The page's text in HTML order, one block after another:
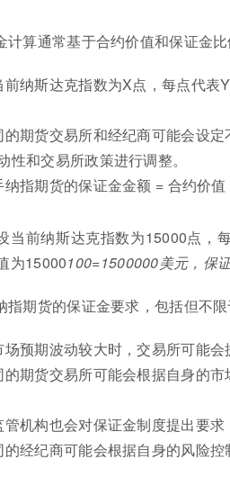
算通常基于合约价值和保证金
纳斯达克指数为X点，每点代表
期货交易所和经纪商可能会设
性和交易所政策进行调整。
指期货的保证金金额 = 合约价值
当前纳斯达克指数为15000点，
为15000100=1500000美元，保
期货的保证金要求，包括但不限
预期波动较大时，交易所可能会
期货交易所可能会根据自身的
机构也会对保证金制度提出要求
经纪商可能会根据自身的风险